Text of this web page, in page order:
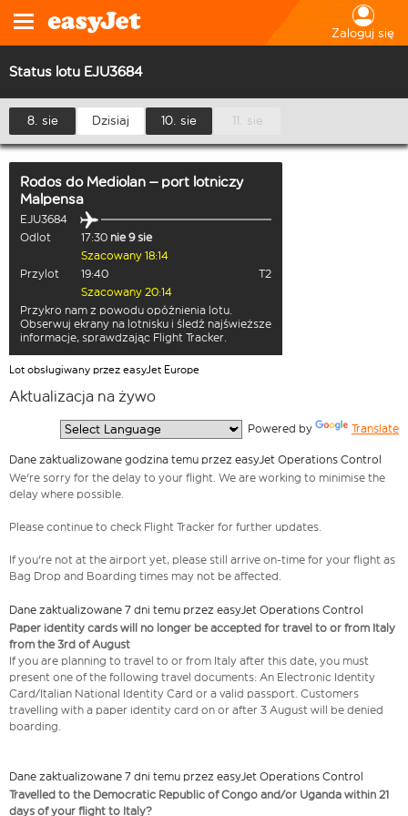
Zaloguj się
Status lotu EJU3684
8. sie Dzisiaj 10. sie 11. sie
Rodos do Mediolan – port lotniczy
Malpensa
EJU3684
Odlot
17:30 nie 9 sie
Szacowany 18:14
Przylot
19:40
T2
Szacowany 20:14
Przykro nam z powodu opóźnienia lotu.
Obserwuj ekrany na lotnisku i śledź najświeższe
informacje, sprawdzając Flight Tracker.
Lot obsługiwany przez easyJet Europe
Aktualizacja na żywo
Powered by Translate
Dane zaktualizowane godzina temu przez easyJet Operations Control
We're sorry for the delay to your flight. We are working to minimise the
delay where possible.
Please continue to check Flight Tracker for further updates.
If you're not at the airport yet, please still arrive on-time for your flight as
Bag Drop and Boarding times may not be affected.
Dane zaktualizowane 7 dni temu przez easyJet Operations Control
Paper identity cards will no longer be accepted for travel to or from Italy
from the 3rd of August
If you are planning to travel to or from Italy after this date, you must
present one of the following travel documents: An Electronic Identity
Card/Italian National Identity Card or a valid passport. Customers
travelling with a paper identity card on or after 3 August will be denied
boarding.
Dane zaktualizowane 7 dni temu przez easyJet Operations Control
Travelled to the Democratic Republic of Congo and/or Uganda within 21
days of your flight to Italy?